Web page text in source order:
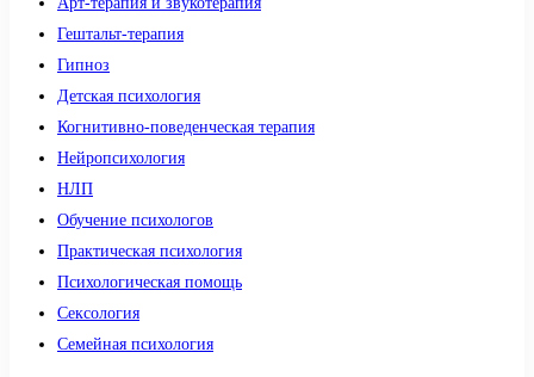
Гештальт-терапия
Гипноз
Детская психология
Когнитивно-поведенческая терапия
Нейропсихология
НЛП
Обучение психологов
Практическая психология
Психологическая помощь
Сексология
Семейная психология